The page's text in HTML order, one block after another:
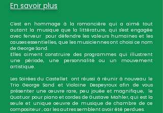
En savoir plus
C'est en hommage à la romancière qui a aimé tout
autant la musique que la littérature, qui s'est engagée
avec ferveur pour défendre les valeurs humaines et les
causes essentielles, que les musiciennes ont choisi ce nom
de George Sand.
Elles aiment construire des programmes qui illustrent
une période, une personnalité ou un mouvement
artistique.
Les Soirées du Castellet ont réussi à réunir à nouveau le
Trio George Sand et Violaine Despeyroux afin de vous
présenter une œuvre rare, peu jouée et magnifique, le
Quatuor pour piano et cordes de Gustave Mahler, qui est la
seule et unique oeuvre de musique de chambre de ce
compositeur , car les autres semblent avoir été perdues.